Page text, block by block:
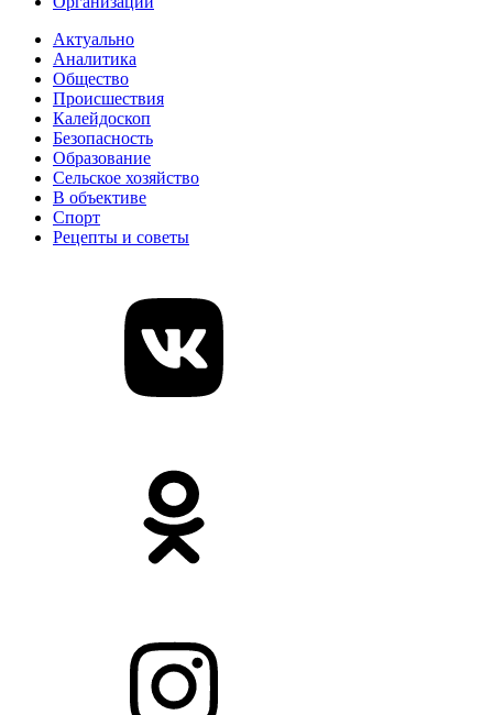
Актуально
Аналитика
Общество
Происшествия
Калейдоскоп
Безопасность
Образование
Сельское хозяйство
В объективе
Спорт
Рецепты и советы